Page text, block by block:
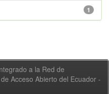
1
a la Red de
Acceso Abierto del Ecuador -